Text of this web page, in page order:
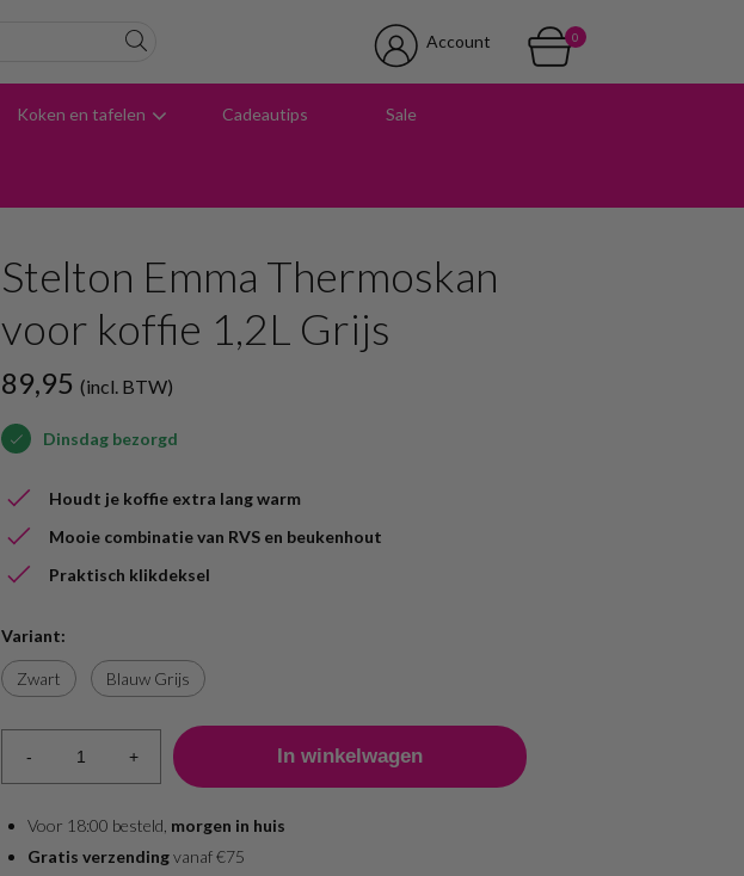
Account 0
Koken en tafelen Cadeautips Sale
Stelton Emma Thermoskan
voor koffie 1,2L Grijs
89,95 (incl. BTW)
Dinsdag bezorgd
Houdt je koffie extra lang warm
Mooie combinatie van RVS en beukenhout
Praktisch klikdeksel
Variant:
Zwart Blauw Grijs
- +
Voor 18:00 besteld, morgen in huis
Gratis verzendingvanaf €75